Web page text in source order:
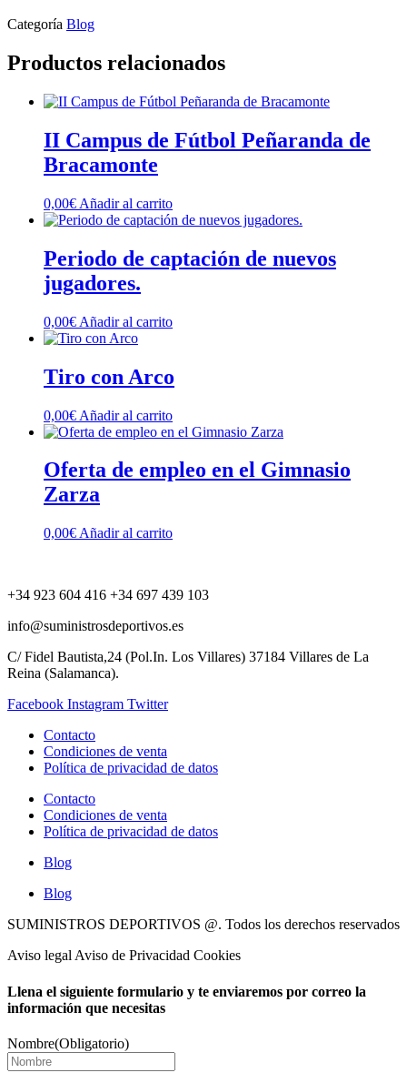
Categoría Blog
Productos relacionados
II Campus de Fútbol Peñaranda de
Bracamonte
0,00€ Añadir al carrito
Periodo de captación de nuevos
jugadores.
0,00€ Añadir al carrito
Tiro con Arco
0,00€ Añadir al carrito
Oferta de empleo en el Gimnasio
Zarza
0,00€ Añadir al carrito
+34 923 604 416 +34 697 439 103
info@suministrosdeportivos.es
C/ Fidel Bautista,24 (Pol.In. Los Villares) 37184 Villares de La
Reina (Salamanca).
Facebook Instagram Twitter
Contacto
Condiciones de venta
Política de privacidad de datos
Contacto
Condiciones de venta
Política de privacidad de datos
Blog
Blog
SUMINISTROS DEPORTIVOS @. Todos los derechos reservados
Aviso legal Aviso de Privacidad Cookies
Llena el siguiente formulario y te enviaremos por correo la
información que necesitas
Nombre(Obligatorio)